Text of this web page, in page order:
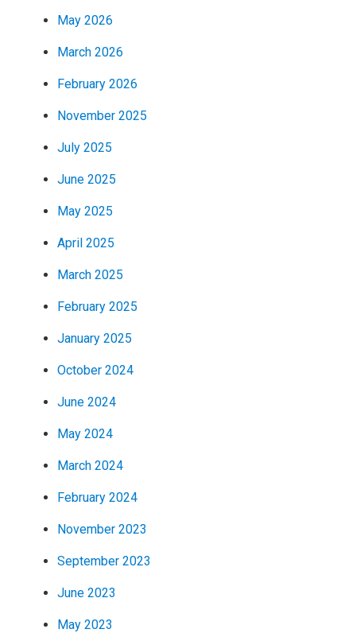
May 2026
March 2026
February 2026
November 2025
July 2025
June 2025
May 2025
April 2025
March 2025
February 2025
January 2025
October 2024
June 2024
May 2024
March 2024
February 2024
November 2023
September 2023
June 2023
May 2023